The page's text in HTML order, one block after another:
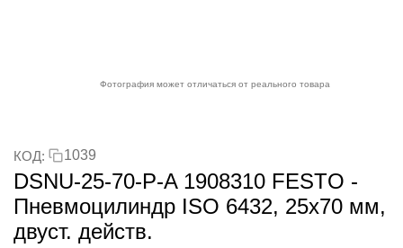
Фотография может отличаться от реального товара
КОД: 1039
DSNU-25-70-P-A 1908310 FESTO -
Пневмоцилиндр ISO 6432, 25x70 мм,
двуст. действ.